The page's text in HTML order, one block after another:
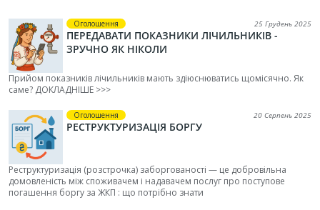
Оголошення 25 Грудень 2025
ПЕРЕДАВАТИ ПОКАЗНИКИ ЛІЧИЛЬНИКІВ -
ЗРУЧНО ЯК НІКОЛИ
Прийом показників лічильників мають здіюснюватись щомісячно. Як
саме? ДОКЛАДНІШЕ >>>
Оголошення 20 Серпень 2025
РЕСТРУКТУРИЗАЦІЯ БОРГУ
Реструктуризація (розстрочка) заборгованості — це добровільна
домовленість між споживачем і надавачем послуг про поступове
погашення боргу за ЖКП : що потрібно знати